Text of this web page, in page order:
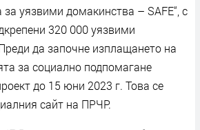
уязвими домакинства – SAFE“, с
320 000 уязвими
да започне изплащането на
за социално подпомагане
до 15 юни 2023 г. Това се
сайт на ПРЧР.